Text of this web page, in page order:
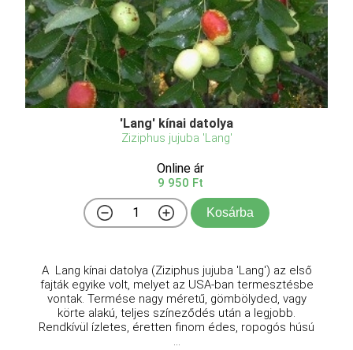
'Lang' kínai datolya
Ziziphus jujuba 'Lang'
Online ár
9 950 Ft
Kosárba
A Lang kínai datolya (Ziziphus jujuba 'Lang') az első
fajták egyike volt, melyet az USA-ban termesztésbe
vontak. Termése nagy méretű, gömbölyded, vagy
körte alakú, teljes színeződés után a legjobb.
Rendkívül ízletes, éretten finom édes, ropogós húsú
...